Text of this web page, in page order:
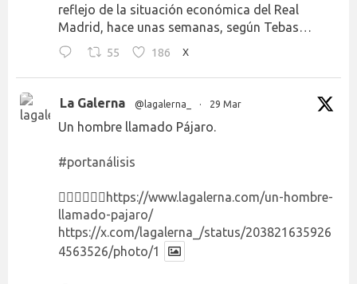
reflejo de la situación económica del Real
Madrid, hace unas semanas, según Tebas…
55 186 X
La Galerna @lagalerna_ · 29 Mar
Un hombre llamado Pájaro.
#portanálisis
👉🏻👉🏻👉🏻 https://www.lagalerna.com/un-hombre-
llamado-pajaro/
https://x.com/lagalerna_/status/203821635926
4563526/photo/1